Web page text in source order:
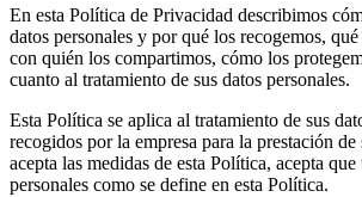
En esta Política de Privacidad describimos
datos personales y por qué los recogemos,
con quién los compartimos, cómo los
cuanto al tratamiento de sus datos personales.
Esta Política se aplica al tratamiento de sus
recogidos por la empresa para la prestación de
acepta las medidas de esta Política, acepta que
personales como se define en esta Política.